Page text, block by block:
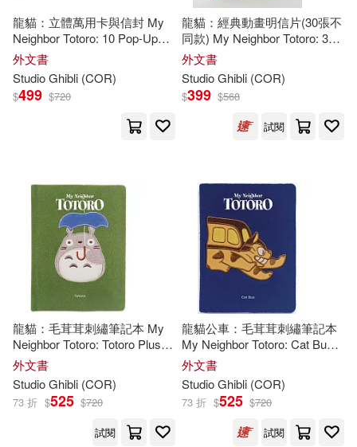
出版社
可超商取貨(4) 可海外宅配(4)
可港澳店取(4)
可新加坡店取(4)
可菲律賓店取(4)
龍貓：立體萬用卡與信封 My
Neighbor Totoro: 10 Pop-Up
Notecards and Envelopes
外文書
StudioGhibli (COR)
$499 $720
龍貓：經典動畫明信片(30張不
同款) My Neighbor Totoro: 30
Postcards
外文書
StudioGhibli (COR)
$399 $568
試閱
龍貓：毛茸茸刺繡筆記本 My
Neighbor Totoro: Totoro Plush
Journal
外文書
StudioGhibli (COR)
73 折 $525 $720
試閱
龍貓公車：毛茸茸刺繡筆記本
My Neighbor Totoro: Cat Bus
Plush Journal
外文書
StudioGhibli (COR)
73 折 $525 $720
試閱